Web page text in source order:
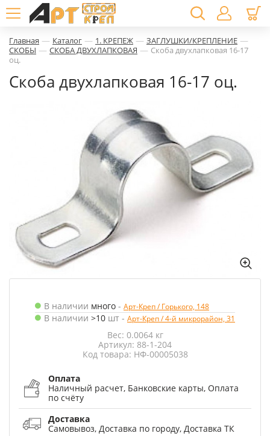
Главная — Каталог — 1. КРЕПЕЖ — ЗАГЛУШКИ/КРЕПЛЕНИЕ —
СКОБЫ — СКОБА ДВУХЛАПКОВАЯ — Скоба двухлапковая 16-17
оц.
Скоба двухлапковая 16-17 оц.
В наличии много - Арт-Креп / Горького, 148
В наличии >10 шт - Арт-Креп / 4-й микрорайон, 31
Вес: 0.0064 кг
Артикул: 88-1-204
Код товара: НФ-00005038
Оплата
Наличный расчет, Банковские карты, Оплата
по счёту
Доставка
Самовывоз, Доставка по городу, Доставка ТК